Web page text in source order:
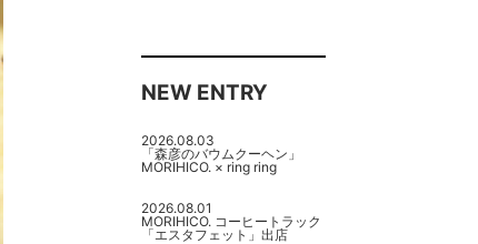
NEW ENTRY
2026.08.03
「森彦のバウムクーヘン」
MORIHICO. × ring ring
2026.08.01
MORIHICO. コーヒートラック
「エスタフェット」出店